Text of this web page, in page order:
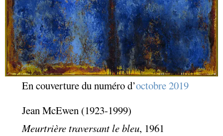
En couverture du numéro d’octobre 2019
Jean McEwen (1923-1999)
Meurtrière traversant le bleu, 1961